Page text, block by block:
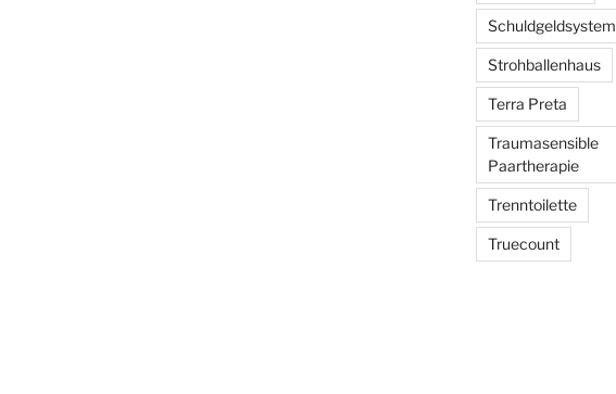
Schuldgeldsystem
Strohballenhaus
Terra Preta
Traumasensible
Paartherapie
Trenntoilette
Truecount